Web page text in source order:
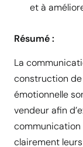
et à
Résumé :
La
construction de
émotionnelle
vendeur afin
communication
clairement